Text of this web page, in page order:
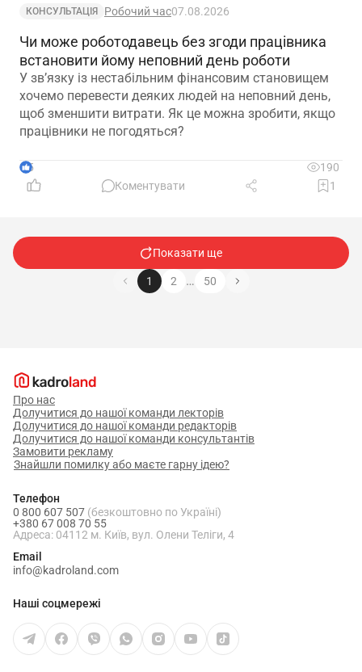
КОНСУЛЬТАЦІЯ Робочий час07.08.2026
Чи може роботодавець без згоди працівника
встановити йому неповний день роботи
У зв’язку із нестабільним фінансовим становищем
хочемо перевести деяких людей на неповний день,
щоб зменшити витрати. Як це можна зробити, якщо
працівники не погодяться?
5
190
Коментувати
1
Показати ще
1 2 … 50
Про нас
Долучитися до нашої команди лекторів
Долучитися до нашої команди редакторів
Долучитися до нашої команди консультантів
Замовити рекламу
Знайшли помилку або маєте гарну ідею?
Телефон
0 800 607 507 (безкоштовно по Україні)
+380 67 008 70 55
Адреса: 04112 м. Київ, вул. Олени Теліги, 4
Email
info@kadroland.com
Наші соцмережі